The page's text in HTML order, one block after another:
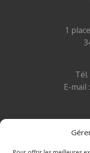
1
E-mail :